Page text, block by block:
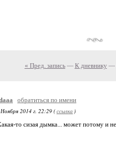
« Пред. запись— К дневнику —
обратиться по имени
2014 г. 22:29 (ссылка )
то сизая дымка... может потому и не